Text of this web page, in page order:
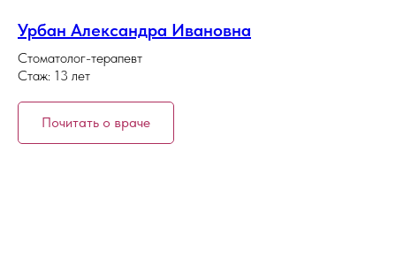
Урбан Александра Ивановна
Стоматолог-терапевт
Стаж: 13 лет
Почитать о враче